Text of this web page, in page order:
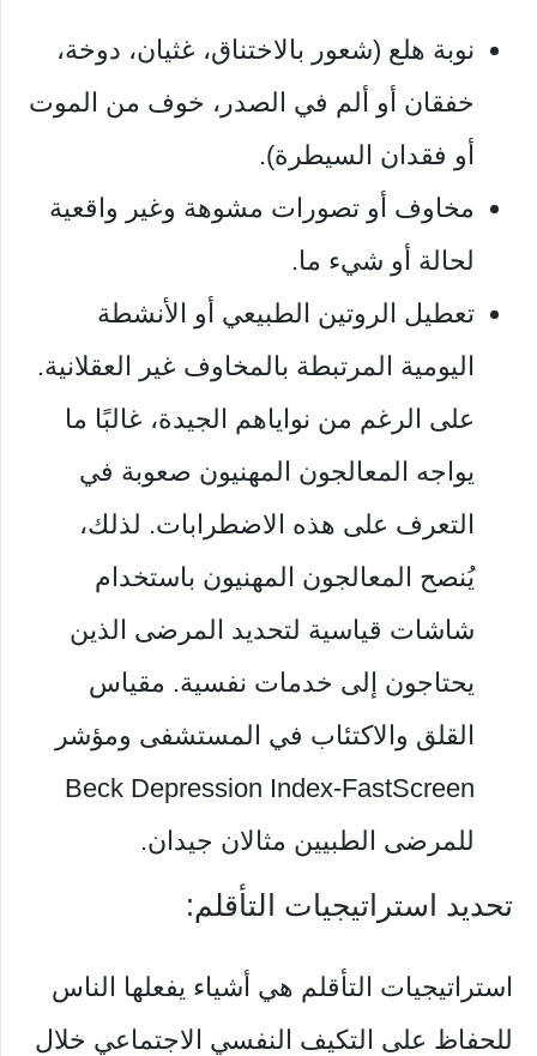
نوبة هلع (شعور بالاختناق، غثيان، دوخة،
خفقان أو ألم في الصدر، خوف من الموت
أو فقدان السيطرة).
مخاوف أو تصورات مشوهة وغير واقعية
لحالة أو شيء ما.
تعطيل الروتين الطبيعي أو الأنشطة
اليومية المرتبطة بالمخاوف غير العقلانية.
على الرغم من نواياهم الجيدة، غالبًا ما
يواجه المعالجون المهنيون صعوبة في
التعرف على هذه الاضطرابات. لذلك،
يُنصح المعالجون المهنيون باستخدام
شاشات قياسية لتحديد المرضى الذين
يحتاجون إلى خدمات نفسية. مقياس
القلق والاكتئاب في المستشفى ومؤشر
Beck Depression Index-FastScreen
للمرضى الطبيين مثالان جيدان.
تحديد استراتيجيات التأقلم:
استراتيجيات التأقلم هي أشياء يفعلها الناس
للحفاظ على التكيف النفسي الاجتماعي خلال